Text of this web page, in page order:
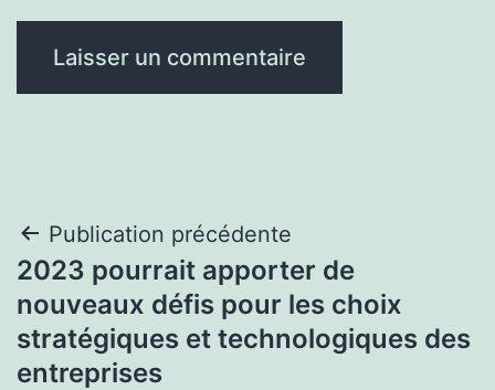
Navigation
de
l’article
Publication précédente
2023 pourrait apporter de
nouveaux défis pour les choix
stratégiques et technologiques des
entreprises